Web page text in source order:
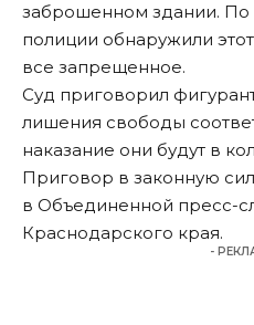
заброшенном здании. По
полиции обнаружили
все запрещенное.
Суд приговорил
лишения свободы
наказание они будут в
Приговор в законную
в Объединенной пресс-
Краснодарского края.
-